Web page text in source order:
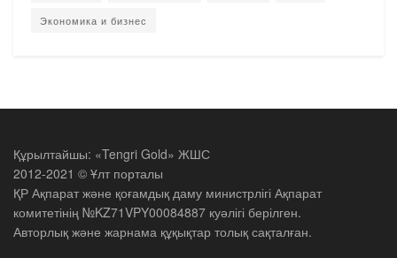
Экономика и бизнес
Құрылтайшы: «Tengri Gold» ЖШС
2012-2021 © Ұлт порталы
ҚР Ақпарат және қоғамдық даму министрлігі Ақпарат
комитетінің №KZ71VPY00084887 куәлігі берілген.
Авторлық және жарнама құқықтар толық сақталған.